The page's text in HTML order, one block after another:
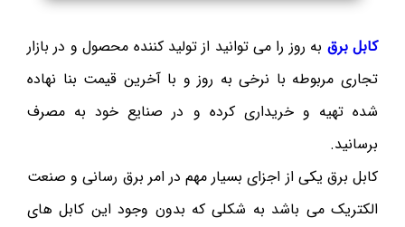
کابل برق به روز را می توانید از تولید کننده محصول و در بازار
تجاری مربوطه با نرخی به روز و با آخرین قیمت بنا نهاده
شده تهیه و خریداری کرده و در صنایع خود به مصرف
برسانید.
کابل برق یکی از اجزای بسیار مهم در امر برق رسانی و صنعت
الکتریک می باشد به شکلی که بدون وجود این کابل های